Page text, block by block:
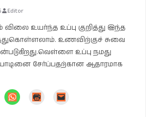
Editor
விலை உயர்ந்த உப்பு குறித்து இந்த
உணவிற்குச் சுவை
உப்பு நமது
சேர்ப்பதற்கான ஆதாரமாக